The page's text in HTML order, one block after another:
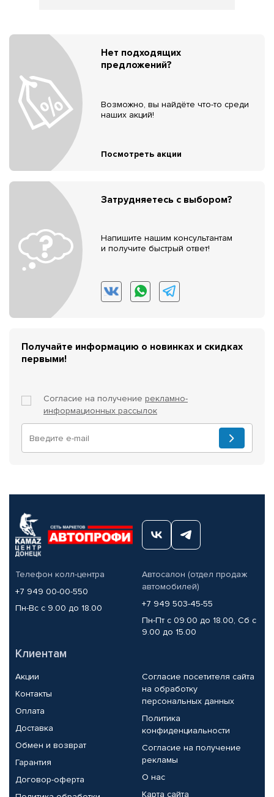
Нет подходящих
предложений?
Возможно, вы найдёте что-то среди
наших акций!
Посмотреть акции
Затрудняетесь с выбором?
Напишите нашим консультантам
и получите быстрый ответ!
Получайте информацию о новинках и скидках
первыми!
Согласие на получение рекламно-
информационных рассылок
Телефон колл-центра
+7 949 00-00-550
Пн-Вс с 9.00 до 18.00
Автосалон (отдел продаж
автомобилей)
+7 949 503-45-55
Пн-Пт с 09.00 до 18.00, Сб с
9.00 до 15.00
Клиентам
Акции
Контакты
Оплата
Доставка
Обмен и возврат
Гарантия
Договор-оферта
Согласие посетителя сайта
на обработку
персональных данных
Политика
конфиденциальности
Согласие на получение
рекламы
О нас
Карта сайта